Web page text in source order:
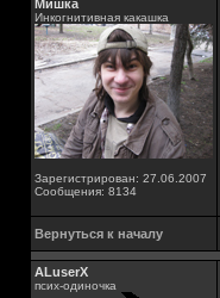
Мишка
Инкогнитивная какашка
Зарегистрирован: 27.06.2007
Сообщения: 8134
Вернуться к началу
ALuserX
псих-одиночка